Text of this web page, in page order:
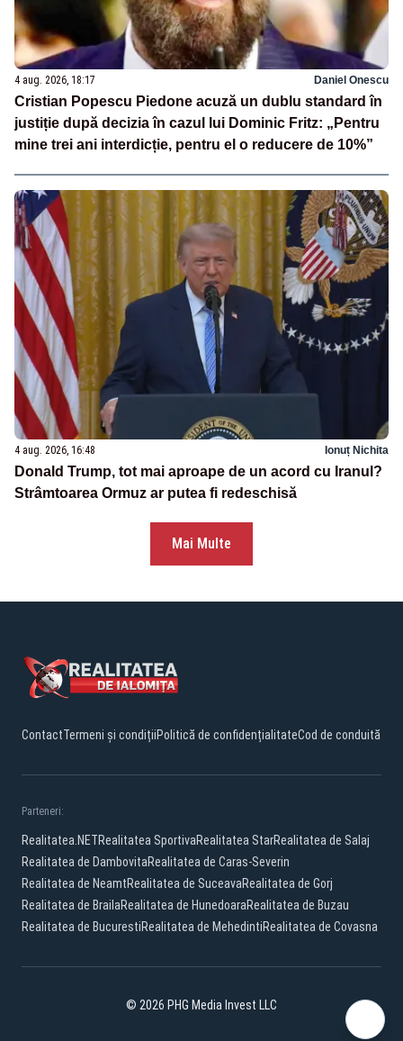
4 aug. 2026, 18:17 Daniel Onescu
Cristian Popescu Piedone acuză un dublu standard în
justiție după decizia în cazul lui Dominic Fritz: „Pentru
mine trei ani interdicție, pentru el o reducere de 10%”
4 aug. 2026, 16:48 Ionuț Nichita
Donald Trump, tot mai aproape de un acord cu Iranul?
Strâmtoarea Ormuz ar putea fi redeschisă
Mai Multe
ContactTermeni și condițiiPolitică de confidențialitateCod de conduită
Parteneri:
Realitatea.NETRealitatea SportivaRealitatea StarRealitatea de Salaj
Realitatea de DambovitaRealitatea de Caras-Severin
Realitatea de NeamtRealitatea de SuceavaRealitatea de Gorj
Realitatea de BrailaRealitatea de HunedoaraRealitatea de Buzau
Realitatea de BucurestiRealitatea de MehedintiRealitatea de Covasna
© 2026 PHG Media Invest LLC